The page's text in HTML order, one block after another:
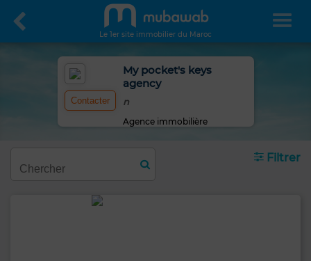
Le 1er site immobilier du Maroc
Contacter
My pocket's keys
agency
n
Agence immobilière
Filtrer